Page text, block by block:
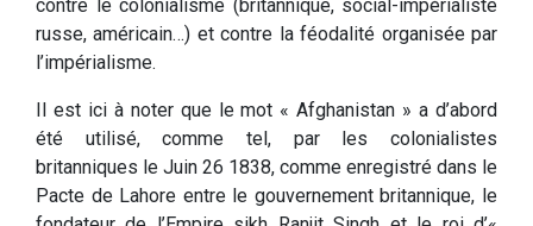
contre le colonialisme (britannique, social-impérialiste
russe, américain…) et contre la féodalité organisée par
l’impérialisme.
Il est ici à noter que le mot « Afghanistan » a d’abord
été utilisé, comme tel, par les colonialistes
britanniques le Juin 26 1838, comme enregistré dans le
Pacte de Lahore entre le gouvernement britannique, le